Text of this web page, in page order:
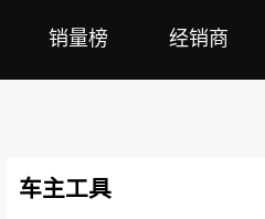
销量榜 经销商
车主工具